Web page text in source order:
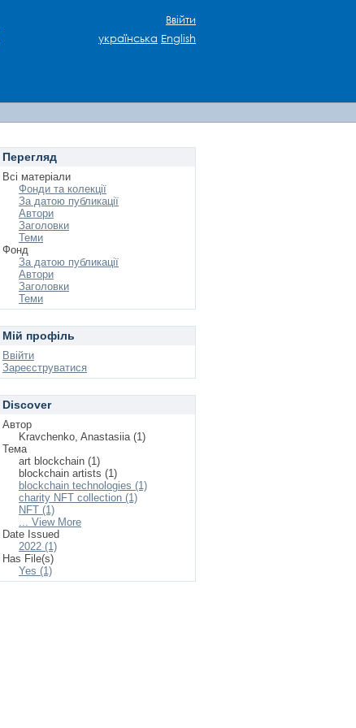
Ввійти
українська English
Перегляд
Всі матеріали
Фонди та колекції
За датою публикації
Автори
Заголовки
Теми
Фонд
За датою публикації
Автори
Заголовки
Теми
Мій профіль
Ввійти
Зареєструватися
Discover
Автор
Kravchenko, Anastasiia (1)
Тема
art blockchain (1)
blockchain artists (1)
blockchain technologies (1)
charity NFT collection (1)
NFT (1)
... View More
Date Issued
2022 (1)
Has File(s)
Yes (1)